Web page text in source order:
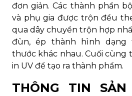
đơn giản. Các thành phần
và phụ gia được trộn đều
qua dây chuyền trộn hợp
đùn, ép thành hình dạng
thước khác nhau. Cuối cùng
in UV để tạo ra thành phẩm.
THÔNG TIN